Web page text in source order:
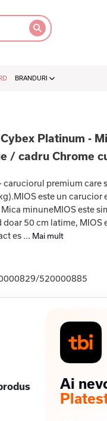
BRANDURI
Platinum -
/ cadru Chrome
caruciorul premium care
este un carucior
minuneMIOS este
50 cm latime,
es ... Mai mult
520000885
Ai